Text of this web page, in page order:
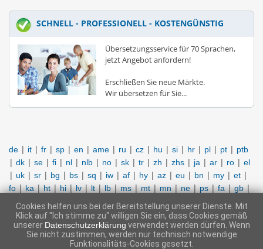
SCHNELL - PROFESSIONELL - KOSTENGÜNSTIG
Übersetzungsservice für 70 Sprachen,
jetzt Angebot anfordern!
Erschließen Sie neue Märkte.
Wir übersetzen für Sie...
de | it | fr | sp | en | ame | ru | cz | hu | si | hr | pl | pt | ptb
| dk | se | fi | nl | nlb | no | sk | tr | zh | zhs | ja | ar | ro | el
| uk | sr | bg | bs | sq | iw | af | hy | az | eu | bn | my | et |
fo|ka|ht|hi|lv|lt|lb|ms|mt|mn|ne|ps|fa|gb|
sin| so tg | | ur | uz vi | be
SUPPORT KONTAKTIEREN | IMPRESSUM | AGB |
MITGLIEDERBEREICH
Cookies helfen uns bei der Bereitstellung unserer Dienste. Mit
Klick auf "Ich stimme zu" willigen Sie ein, dass Cookies gemäß
unserer Datenschutzerklärung verwendet werden dürfen. Wenn
Sie nicht zustimmen, werden nur technisch notwendige
Funktionalitäts-Cookies gesetzt.